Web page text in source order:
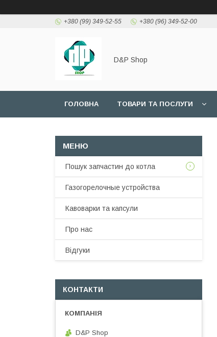
+380 (99) 349-52-55 +380 (96) 349-52-00
D&P Shop
ГОЛОВНА ТОВАРИ ТА ПОСЛУГИ
Пошук запчастин до котла
Газогорелочные устройства
Кавоварки та капсули
Про нас
Відгуки
КОНТАКТИ
D&P Shop